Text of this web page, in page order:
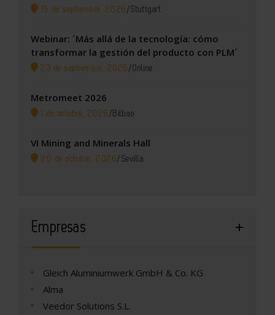
15 de septiembre, 2026 /Stuttgart
Webinar: ´Más allá de la tecnología: cómo
transformar la gestión del producto con PLM´
23 de septiembre, 2026 /Online
Metromeet 2026
1 de octubre, 2026 / Bilbao
VI Mining and Minerals Hall
20 de octubre, 2026/ Sevilla
Empresas
Gleich Aluminiumwerk GmbH & Co. KG
Alma
Veedor Solutions S.L.